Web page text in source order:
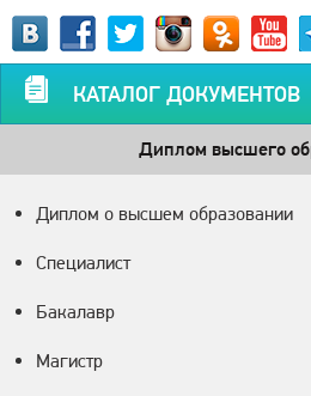
КАТАЛОГ ДОКУМЕНТОВ
Диплом высшего
Диплом о высшем образовании
Специалист
Бакалавр
Магистр